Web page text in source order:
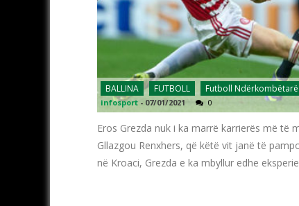
BALLINA FUTBOLL Futboll Ndërkombëtarë
infosport - 07/01/2021 0
Eros Grezda nuk i ka marrë karrierës më të
Gllazgou Renxhers, që këtë vit janë të
në Kroaci, Grezda e ka mbyllur edhe